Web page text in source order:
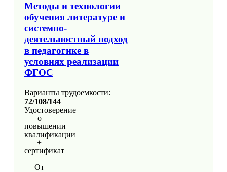
Методы и технологии
обучения литературе и
системно-
деятельностный подход
в педагогике в
условиях реализации
ФГОС
Варианты трудоемкости:
72/108/144
Удостоверение
о
повышении
квалификации
+
сертификат
От